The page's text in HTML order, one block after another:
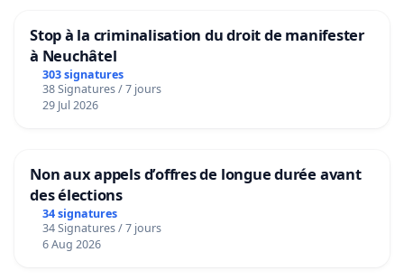
Stop à la criminalisation du droit de manifester
à Neuchâtel
303 signatures
38 Signatures / 7 jours
29 Jul 2026
Non aux appels d’offres de longue durée avant
des élections
34 signatures
34 Signatures / 7 jours
6 Aug 2026